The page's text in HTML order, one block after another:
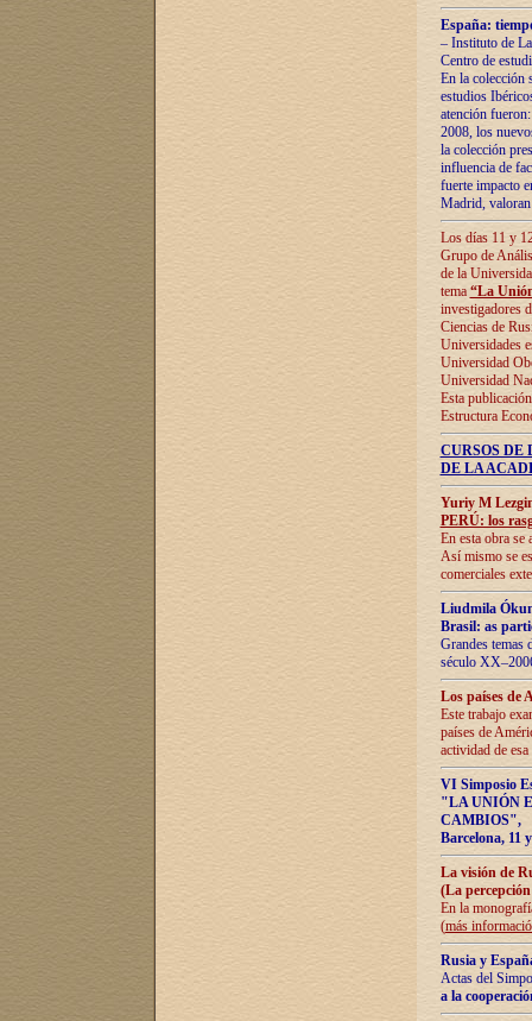
España:
– Instituto de
Centro de
En la colección
estudios
atención
2008, los
la colección
influencia de
fuerte impacto
Madrid,
Los días 11 y
Grupo de
de la
tema “La
investigadores
Ciencias de
Universidades
Universidad
Universidad
Esta
Estructura
CURSOS
DE LA
Yuriy M
PERÚ: los
En esta obra se
Así mismo se
comerciales
Liudmila
Brasil: as
Grandes temas
século
Los países de
Este trabajo
países de
actividad de
VI Simposio
"LA UNIÓN
CAMBIOS",
Barcelona, 11
La visión de
(La
En la
(más
Rusia y
Actas del
a la